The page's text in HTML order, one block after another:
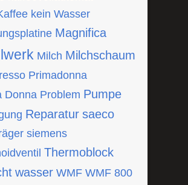
kein Wasser
Magnifica
Milch Milchschaum
Primadonna
Donna Problem Pumpe
Reparatur saeco
siemens
Thermoblock
wasser WMF WMF 800